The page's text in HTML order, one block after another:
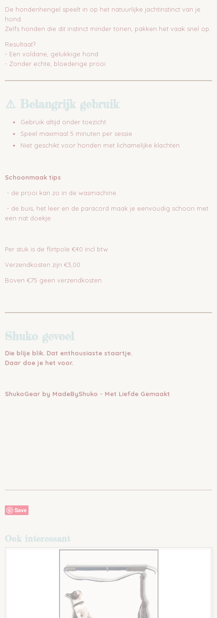
De hondenhengel speelt in op het natuurlijke jachtinstinct van je
hond.
Zelfs honden die dit instinct minder tonen, pakken het vaak snel op.
Resultaat?
- Een voldane, gelukkige hond
- Zonder echte, bloederige prooi
⚠️ Belangrijk gebruik
Gebruik altijd onder toezicht
Speel maximaal 5 minuten per sessie
Niet geschikt voor honden met lichamelijke klachten
Schoonmaak tips
- de prooi kan zo in de wasmachine
- de buis, het leer en de paracord maak je eenvoudig schoon met
een nat doekje
Per stuk is de flirtpole €40 incl btw
Verzendkosten zijn €3,00
Boven €75 geen verzendkosten
Shuko gevoel
Die blije blik. Dat enthousiaste staartje.
Daar doe je het voor.
ShukoGear by MadeByShuko - Met Liefde Gemaakt
Save
Ook interessant